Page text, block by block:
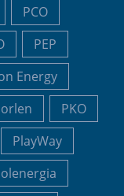
PCO
PEP
Energy
PKO
PlayWay